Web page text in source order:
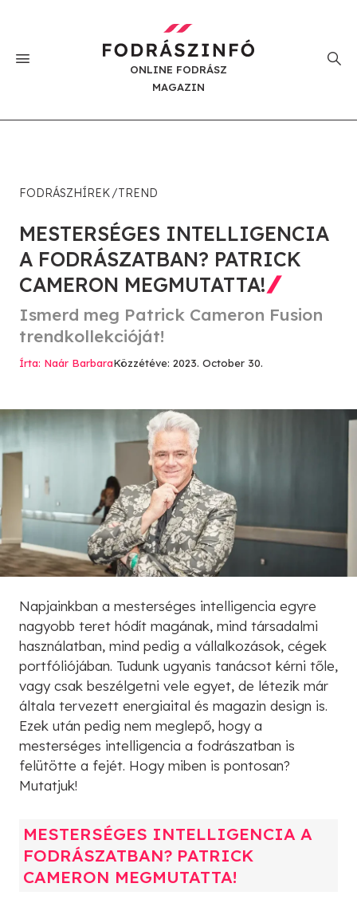
ONLINE FODRÁSZ
MAGAZIN
FODRÁSZHÍREK TREND
MESTERSÉGES INTELLIGENCIA
A FODRÁSZATBAN? PATRICK
CAMERON MEGMUTATTA!
Ismerd meg Patrick Cameron Fusion
trendkollekcióját!
Írta: Naár BarbaraKözzétéve: 2023. October 30.
Napjainkban a mesterséges intelligencia egyre
nagyobb teret hódít magának, mind társadalmi
használatban, mind pedig a vállalkozások, cégek
portfóliójában. Tudunk ugyanis tanácsot kérni tőle,
vagy csak beszélgetni vele egyet, de létezik már
általa tervezett energiaital és magazin design is.
Ezek után pedig nem meglepő, hogy a
mesterséges intelligencia a fodrászatban is
felütötte a fejét. Hogy miben is pontosan?
Mutatjuk!
MESTERSÉGES INTELLIGENCIA A
FODRÁSZATBAN? PATRICK
CAMERON MEGMUTATTA!